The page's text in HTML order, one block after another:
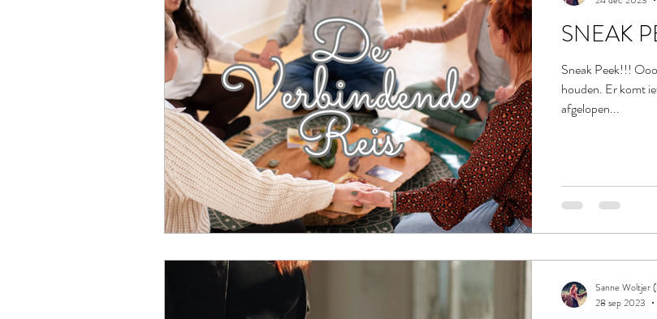
SNEAK
Sneak Peek!!!
houden. Er komt
afgelopen...
Sanne Woltjer
28 sep 2023